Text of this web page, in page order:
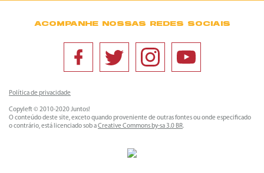
ACOMPANHE NOSSAS REDES SOCIAIS
Política de privacidade
Copyleft © 2010-2020 Juntos!
O conteúdo deste site, exceto quando proveniente de outras fontes ou onde especificado
o contrário, está licenciado sob aCreative Commons by-sa 3.0 BR.